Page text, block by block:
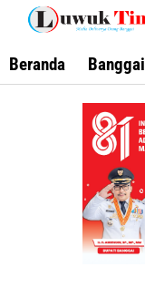
Lewati
konten
Beranda Banggai